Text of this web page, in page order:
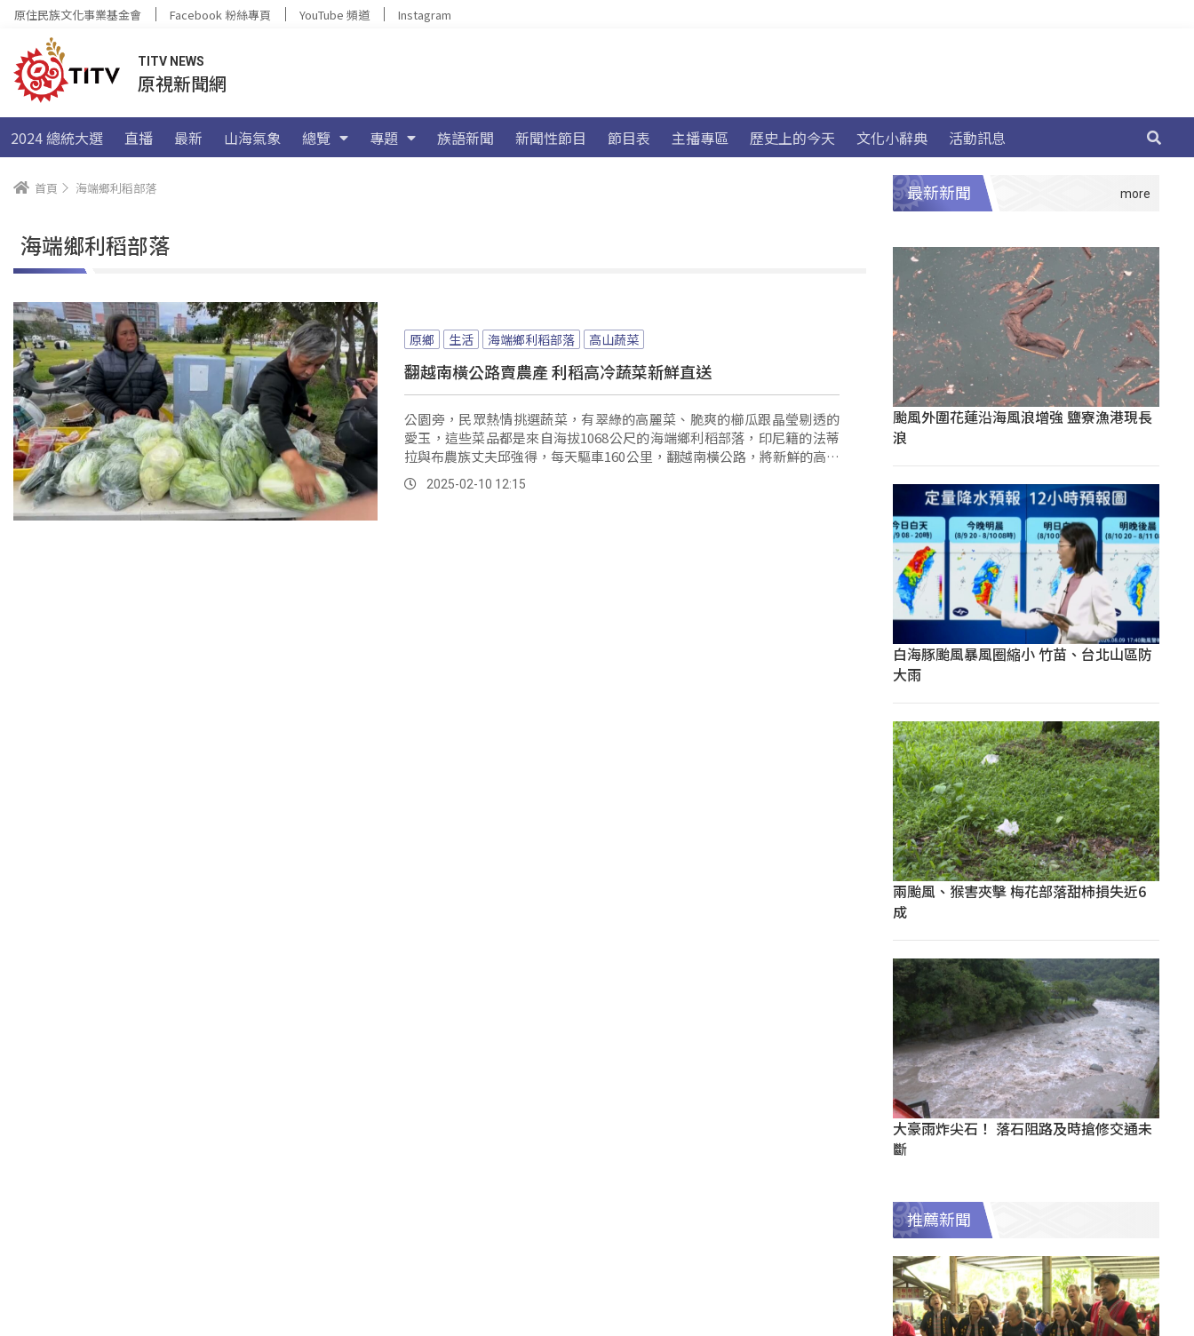
原住民族文化事業基金會 Facebook 粉絲專頁 YouTube 頻道 Instagram
TITV NEWS
原視新聞網
2024 總統大選 直播 最新 山海氣象 總覽 專題 族語新聞 新聞性節目 節目表 主播專區 歷史上的今天 文化小辭典 活動訊息
首頁 海端鄉利稻部落
海端鄉利稻部落
原鄉 生活 海端鄉利稻部落 高山蔬菜
翻越南橫公路賣農產 利稻高冷蔬菜新鮮直送
公園旁，民眾熱情挑選蔬菜，有翠綠的高麗菜、脆爽的櫛瓜跟晶瑩剔透的
愛玉，這些菜品都是來自海拔1068公尺的海端鄉利稻部落，印尼籍的法蒂
拉與布農族丈夫邱強得，每天驅車160公里，翻越南橫公路，將新鮮的高山
蔬菜運到台東市販賣，每一樣都充滿山林的氣息。
2025-02-10 12:15
最新新聞
颱風外圍花蓮沿海風浪增強 鹽寮漁港現長
浪
白海豚颱風暴風圈縮小 竹苗、台北山區防
大雨
兩颱風、猴害夾擊 梅花部落甜柿損失近6
成
大豪雨炸尖石！ 落石阻路及時搶修交通未
斷
推薦新聞